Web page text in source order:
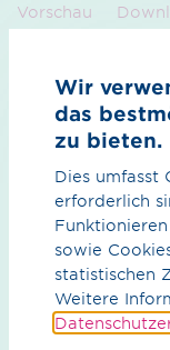
Vorschau
Broschüre / pdf /
Wir
das
zu bieten.
Dies umfasst
erforderlich
sowie
statistischen
Weitere